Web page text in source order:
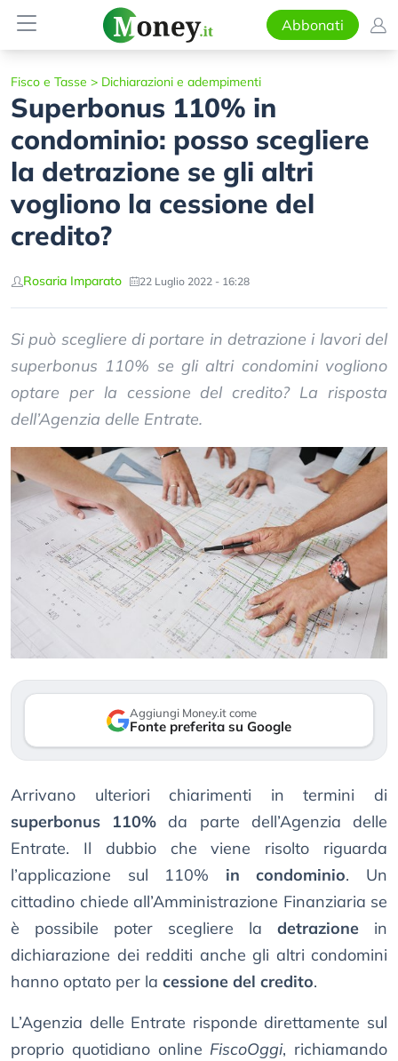
Abbonati
Fisco e Tasse > Dichiarazioni e adempimenti
Superbonus 110% in
condominio: posso scegliere
la detrazione se gli altri
vogliono la cessione del
credito?
Rosaria Imparato 22 Luglio 2022 - 16:28
Si può scegliere di portare in detrazione i lavori del
superbonus 110% se gli altri condomini vogliono
optare per la cessione del credito? La risposta
dell’Agenzia delle Entrate.
Aggiungi Money.it come
Fonte preferita su Google
Arrivano ulteriori chiarimenti in termini di
superbonus 110% da parte dell’Agenzia delle
Entrate. Il dubbio che viene risolto riguarda
l’applicazione sul 110% in condominio. Un
cittadino chiede all’Amministrazione Finanziaria se
è possibile poter scegliere la detrazione in
dichiarazione dei redditi anche gli altri condomini
hanno optato per la cessione del credito.
L’Agenzia delle Entrate risponde direttamente sul
proprio quotidiano online FiscoOggi, richiamando